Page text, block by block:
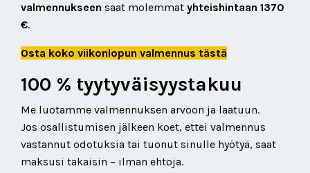
valmennukseen saat molemmat yhteishintaan 1370
€.
Osta koko viikonlopun valmennus tästä
100 % tyytyväisyystakuu
Me luotamme valmennuksen arvoon ja laatuun.
Jos osallistumisen jälkeen koet, ettei valmennus
vastannut odotuksia tai tuonut sinulle hyötyä, saat
maksusi takaisin – ilman ehtoja.